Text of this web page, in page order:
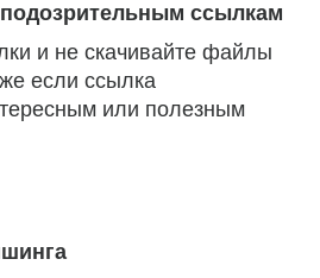
ссылкам
и не скачивайте файлы
если ссылка
или полезным